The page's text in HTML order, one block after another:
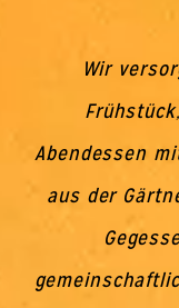
Wir
Abendessen
aus der